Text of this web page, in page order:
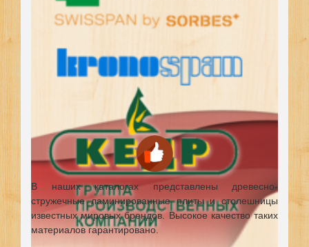
В наших каталогах представлены древесно-
стружечные ламинированные плиты и столешницы
известных мировых брендов. Высокое качество таких
материалов гарантировано.